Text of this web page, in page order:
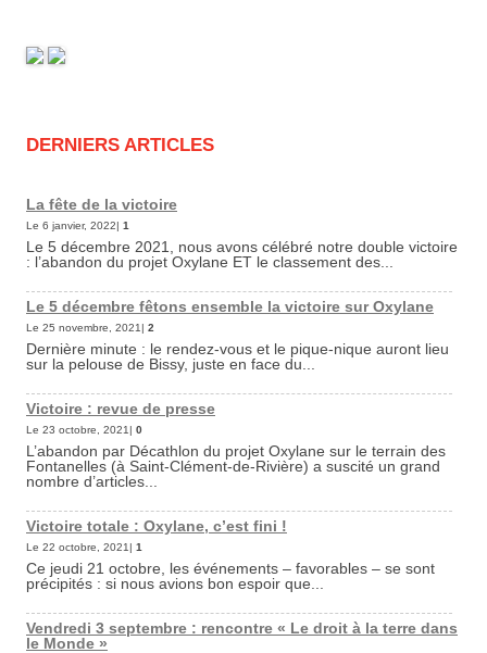
DERNIERS ARTICLES
La fête de la victoire
Le 6 janvier, 2022| 1
Le 5 décembre 2021, nous avons célébré notre double victoire
: l’abandon du projet Oxylane ET le classement des...
Le 5 décembre fêtons ensemble la victoire sur Oxylane
Le 25 novembre, 2021| 2
Dernière minute : le rendez-vous et le pique-nique auront lieu
sur la pelouse de Bissy, juste en face du...
Victoire : revue de presse
Le 23 octobre, 2021| 0
L’abandon par Décathlon du projet Oxylane sur le terrain des
Fontanelles (à Saint-Clément-de-Rivière) a suscité un grand
nombre d’articles...
Victoire totale : Oxylane, c’est fini !
Le 22 octobre, 2021| 1
Ce jeudi 21 octobre, les événements – favorables – se sont
précipités : si nous avions bon espoir que...
Vendredi 3 septembre : rencontre « Le droit à la terre dans
le Monde »